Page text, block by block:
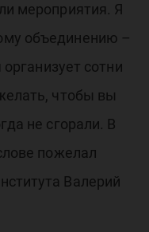
мероприятия. Я
объединению –
сотни
чтобы вы
не сгорали. В
пожелал
Валерий